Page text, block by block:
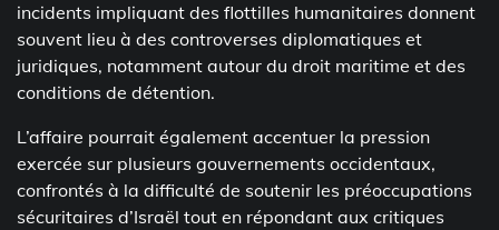
incidents impliquant des flottilles humanitaires donnent
souvent lieu à des controverses diplomatiques et
juridiques, notamment autour du droit maritime et des
conditions de détention.
L’affaire pourrait également accentuer la pression
exercée sur plusieurs gouvernements occidentaux,
confrontés à la difficulté de soutenir les préoccupations
sécuritaires d’Israël tout en répondant aux critiques